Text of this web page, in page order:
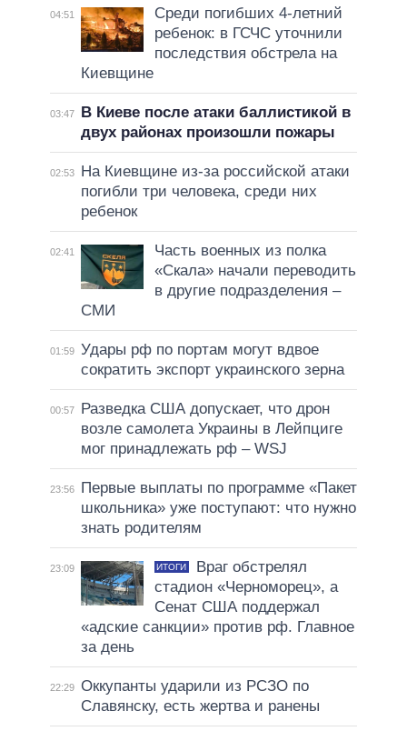
04:51
Среди погибших 4-летний
ребенок: в ГСЧС уточнили
последствия обстрела на
Киевщине
03:47
В Киеве после атаки баллистикой в
двух районах произошли пожары
02:53
На Киевщине из-за российской атаки
погибли три человека, среди них
ребенок
02:41
Часть военных из полка
«Скала» начали переводить
в другие подразделения –
СМИ
01:59 Удары рф по портам могут вдвое
сократить экспорт украинского зерна
00:57
Разведка США допускает, что дрон
возле самолета Украины в Лейпциге
мог принадлежать рф – WSJ
23:56
Первые выплаты по программе «Пакет
школьника» уже поступают: что нужно
знать родителям
23:09 ИТОГИ
Враг обстрелял
стадион «Черноморец», а
Сенат США поддержал
«адские санкции» против рф. Главное
за день
22:29 Оккупанты ударили из РСЗО по
Славянску, есть жертва и ранены